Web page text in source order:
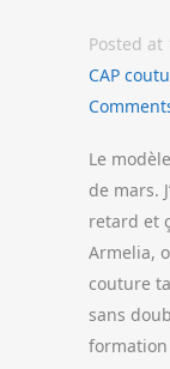
Posted at
CAP
Le
de mars.
retard et
Armelia,
couture
sans
formation